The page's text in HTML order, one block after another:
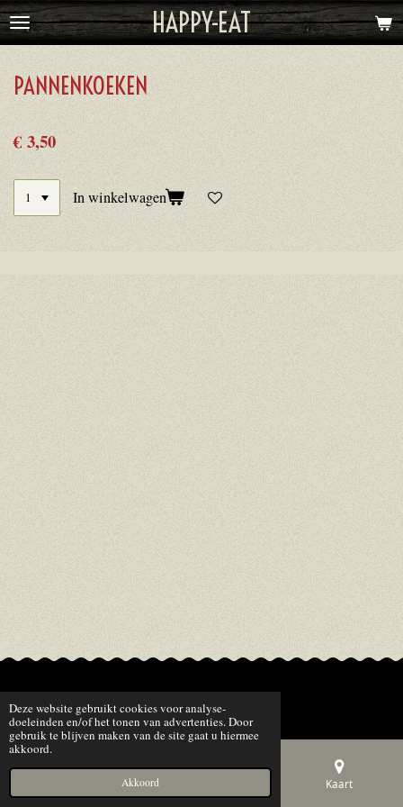
Deze website gebruikt cookies voor analyse-
doeleinden en/of het tonen van advertenties. Door
gebruik te blijven maken van de site gaat u hiermee
akkoord.
Akkoord
Ga
direct
de
HAPPY-EAT
PANNENKOEKEN
€ 3,50
In winkelwagen
© 2022 - 2026 happy-eat
Kaart